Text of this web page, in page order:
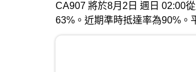
CA907 將於8月2日 週日 02:00
63%。近期準時抵達率為90%。